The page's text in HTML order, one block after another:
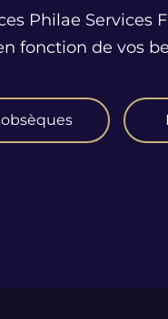
Philae Services
fonction de vos